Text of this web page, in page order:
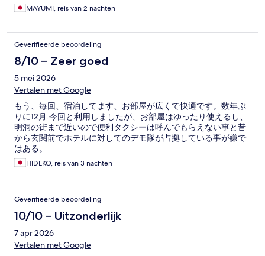
MAYUMI, reis van 2 nachten
Geverifieerde beoordeling
8/10 – Zeer goed
5 mei 2026
Vertalen met Google
もう、毎回、宿泊してます、お部屋が広くて快適です。数年ぶ
りに12月.今回と利用しましたが、お部屋はゆったり使えるし、
明洞の街まで近いので便利タクシーは呼んでもらえない事と昔
から玄関前でホテルに対してのデモ隊が占拠している事が嫌で
はある。
HIDEKO, reis van 3 nachten
Geverifieerde beoordeling
10/10 – Uitzonderlijk
7 apr 2026
Vertalen met Google